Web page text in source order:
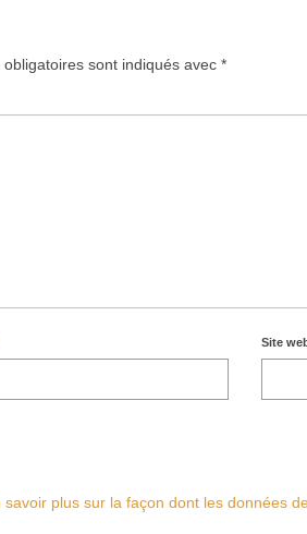
obligatoires sont indiqués avec *
Site
savoir plus sur la façon dont les données